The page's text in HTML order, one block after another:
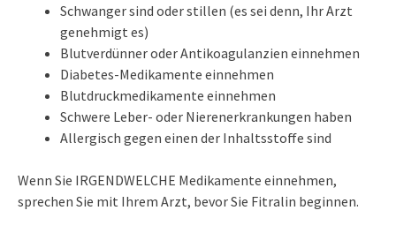
Schwanger sind oder stillen (es sei denn, Ihr Arzt
genehmigt es)
Blutverdünner oder Antikoagulanzien einnehmen
Diabetes-Medikamente einnehmen
Blutdruckmedikamente einnehmen
Schwere Leber- oder Nierenerkrankungen haben
Allergisch gegen einen der Inhaltsstoffe sind
Wenn Sie IRGENDWELCHE Medikamente einnehmen,
sprechen Sie mit Ihrem Arzt, bevor Sie Fitralin beginnen.